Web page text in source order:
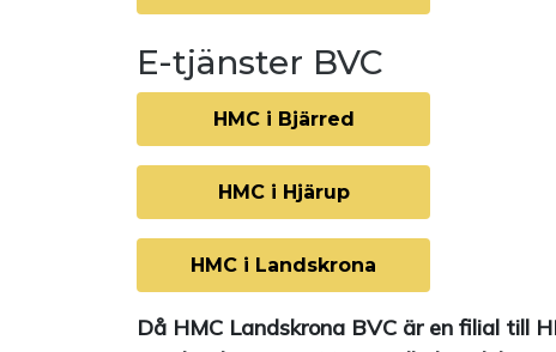
E-tjänster BVC
HMC i Bjärred
HMC i Hjärup
HMC i Landskrona
Då HMC Landskrona BVC är en filial till